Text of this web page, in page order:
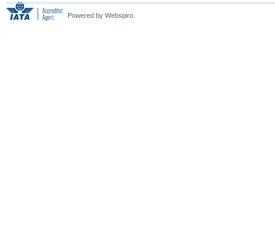
Powered by Webspiro.